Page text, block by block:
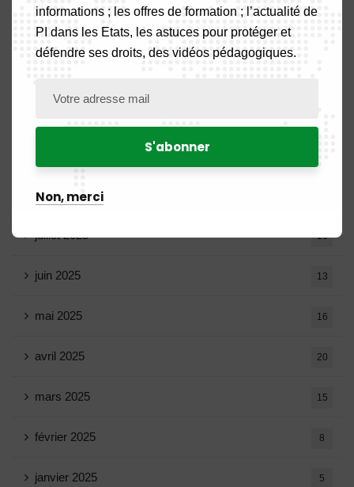
décembre 2025
août 2025
juillet 2025 16
juin 2025 13
mai 2025 16
avril 2025 20
mars 2025 15
février 2025 8
janvier 2025 5
informations ; les offres de formation ; l’actualité de
PI dans les Etats, les astuces pour protéger et
défendre ses droits, des vidéos pédagogiques.
Non, merci